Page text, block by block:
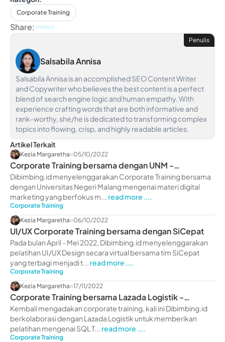
Corporate Training
Share:
Penulis
Salsabila Annisa
Salsabila Annisa is an accomplished SEO Content Writer
and Copywriter who believes the best content is a perfect
blend of search engine logic and human empathy. With
experience crafting words that are both informative and
rank-worthy, she/he is dedicated to transforming complex
topics into flowing, crisp, and highly readable articles.
Artikel Terkait
Kezia Margaretha 05/10/2022
Corporate Training bersama dengan UNM -
dibimbing.id
Dibimbing.id menyelenggarakan Corporate Training bersama
dengan Universitas Negeri Malang mengenai materi digital
marketing yang berfokus m... read more ....
Corporate Training
Kezia Margaretha 06/10/2022
UI/UX Corporate Training bersama dengan SiCepat
Pada bulan April - Mei 2022, Dibimbing.id menyelenggarakan
pelatihan UI/UX Design secara virtual bersama tim SiCepat
yang terbagi menjadi t... read more ....
Corporate Training
Kezia Margaretha 17/11/2022
Corporate Training bersama Lazada Logistik -
dibimbing.id
Kembali mengadakan corporate training, kali ini Dibimbing.id
berkolaborasi dengan Lazada Logistik untuk memberikan
pelatihan mengenai SQL T... read more ....
Corporate Training